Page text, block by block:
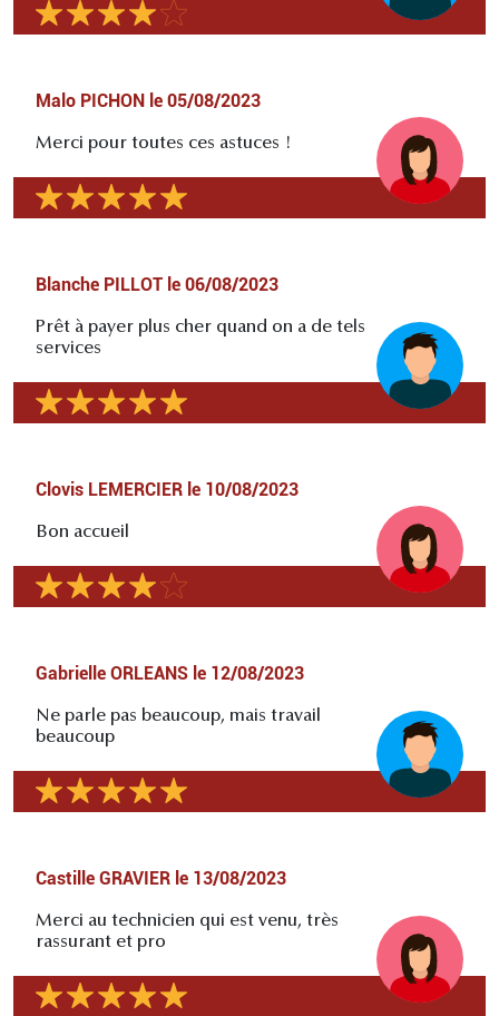
Malo PICHON le 05/08/2023
Merci pour toutes ces astuces !
Blanche PILLOT le 06/08/2023
Prêt à payer plus cher quand on a de tels
services
Clovis LEMERCIER le 10/08/2023
Bon accueil
Gabrielle ORLEANS le 12/08/2023
Ne parle pas beaucoup, mais travail
beaucoup
Castille GRAVIER le 13/08/2023
Merci au technicien qui est venu, très
rassurant et pro